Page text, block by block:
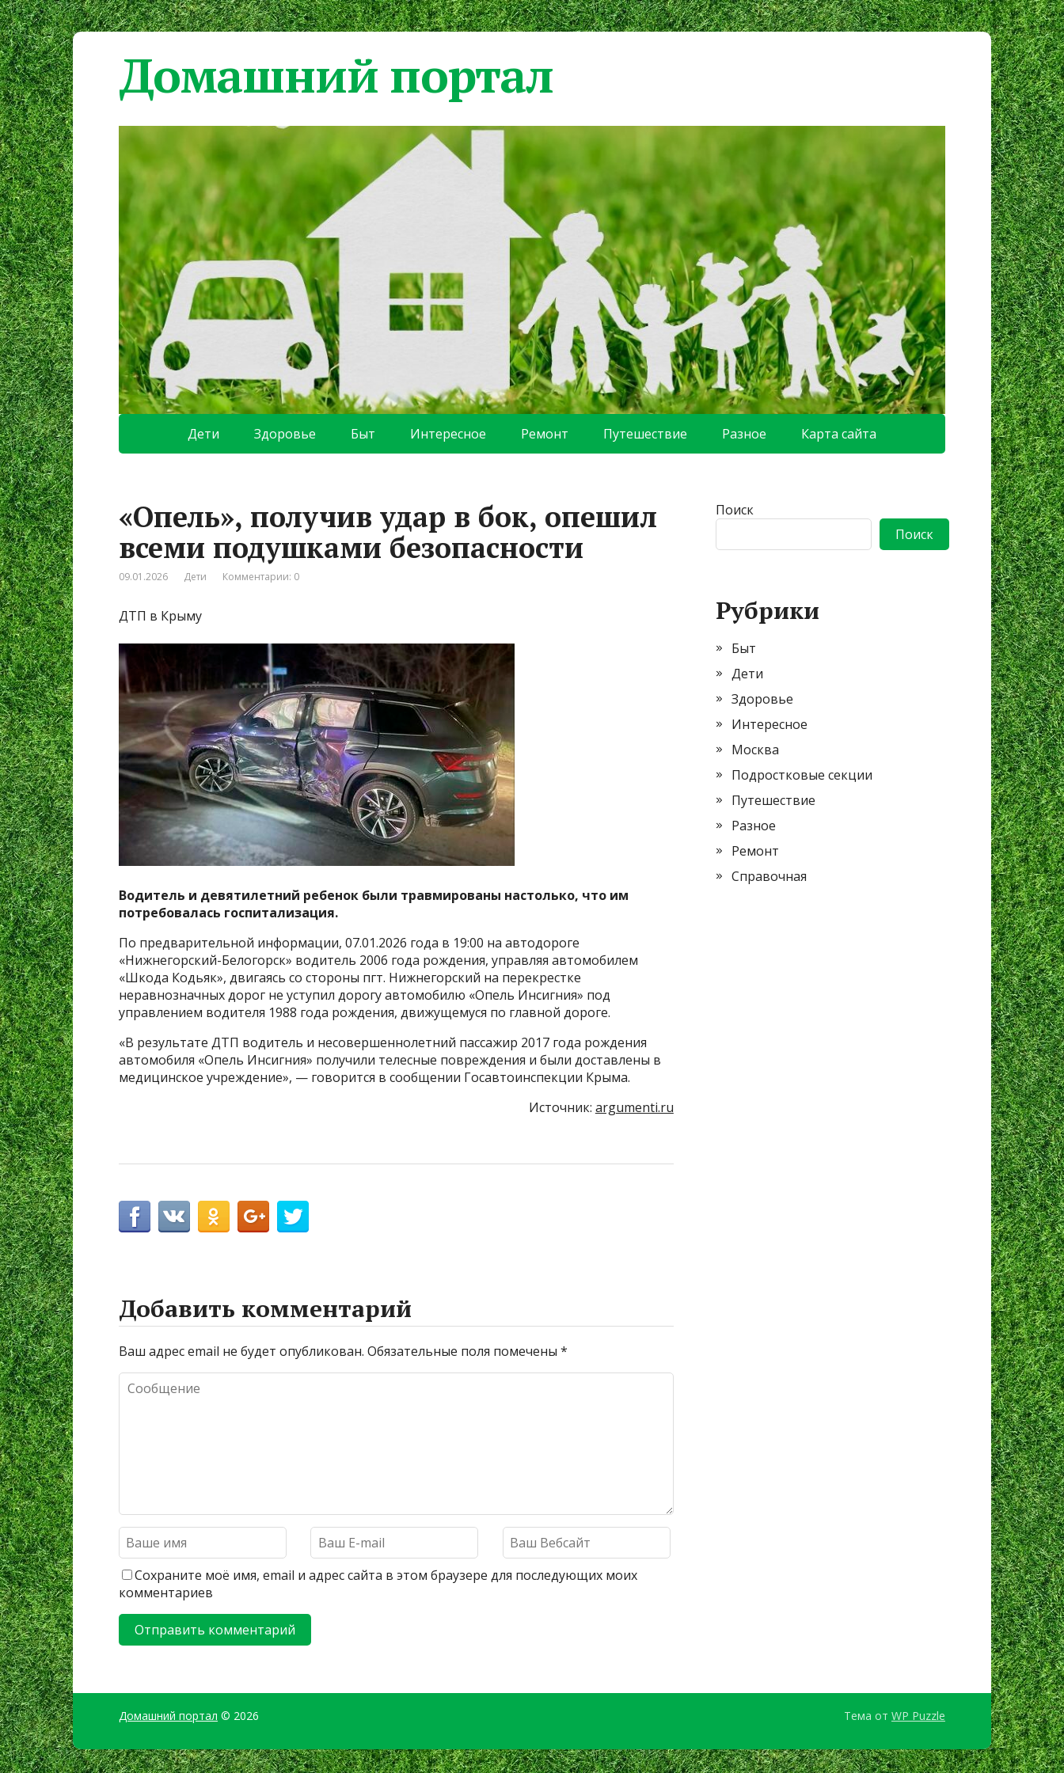
Домашний портал
Дети Здоровье Быт Интересное Ремонт Путешествие Разное Карта сайта
«Опель», получив удар в бок, опешил
всеми подушками безопасности
09.01.2026 Дети Комментарии: 0
ДТП в Крыму
Водитель и девятилетний ребенок были травмированы настолько, что им
потребовалась госпитализация.
По предварительной информации, 07.01.2026 года в 19:00 на автодороге
«Нижнегорский-Белогорск» водитель 2006 года рождения, управляя автомобилем
«Шкода Кодьяк», двигаясь со стороны пгт. Нижнегорский на перекрестке
неравнозначных дорог не уступил дорогу автомобилю «Опель Инсигния» под
управлением водителя 1988 года рождения, движущемуся по главной дороге.
«В результате ДТП водитель и несовершеннолетний пассажир 2017 года рождения
автомобиля «Опель Инсигния» получили телесные повреждения и были доставлены в
медицинское учреждение», — говорится в сообщении Госавтоинспекции Крыма.
Источник: argumenti.ru
Добавить комментарий
Ваш адрес email не будет опубликован. Обязательные поля помечены *
Сохраните моё имя, email и адрес сайта в этом браузере для последующих моих
комментариев
Поиск
Поиск
Рубрики
Быт
Дети
Здоровье
Интересное
Москва
Подростковые секции
Путешествие
Разное
Ремонт
Справочная
Домашний портал © 2026 Тема от WP Puzzle